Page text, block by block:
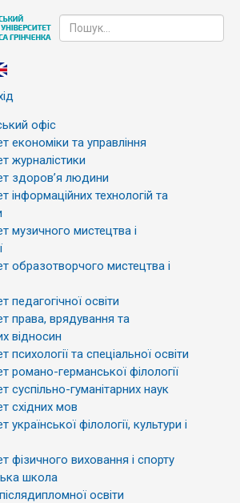
офіс
економіки та управління
журналістики
здоров’я людини
інформаційних технологій та
музичного мистецтва і
образотворчого мистецтва і
педагогічної освіти
права, врядування та
відносин
психології та спеціальної освіти
романо-германської філології
суспільно-гуманітарних наук
східних мов
української філології, культури і
фізичного виховання і спорту
школа
освіти